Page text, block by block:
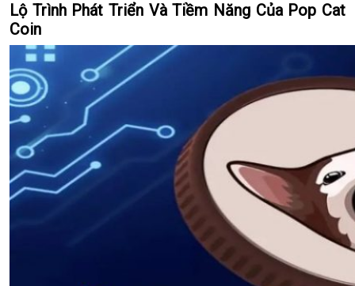
Lộ Trình Phát Triển Và Tiềm Năng Của Pop Cat
Coin